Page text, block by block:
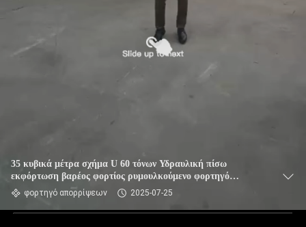
35 κυβικά μέτρα σχήμα U 60 τόνων Υδραυλική πίσω
εκφόρτωση βαρέος φορτίος ρυμουλκούμενο φορτηγό
σκουπιδιών
φορτηγό απορρίψεων 2025-07-25